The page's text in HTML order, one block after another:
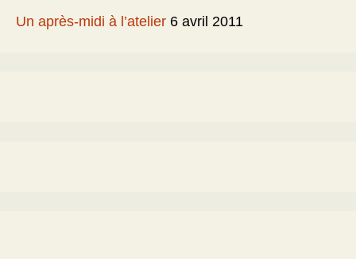
Un après-midi à l’atelier 6 avril 2011